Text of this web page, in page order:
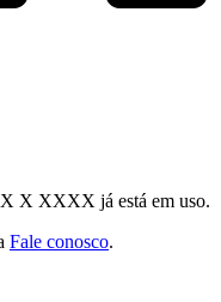
X XXXX já está em uso.
Fale conosco.